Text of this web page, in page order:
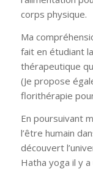
corps physique.
Ma
fait en étudiant
thérapeutique
(Je propose
florithérapie
En poursuivant
l’être humain
découvert
Hatha yoga il y a